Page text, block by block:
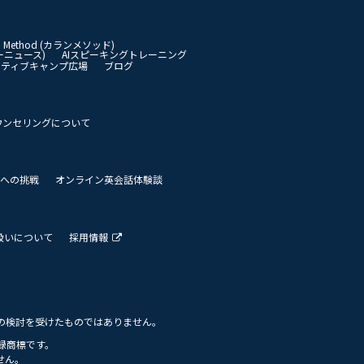
Method (カランメソッド)
ニュース)
AIスピーキングトレーニング
ィブキャンプ広場
ブログ
セリングについて
の挑戦 オンライン英会話体験談
いについて 採用情報
討を受けたものではありません。
標です。
。